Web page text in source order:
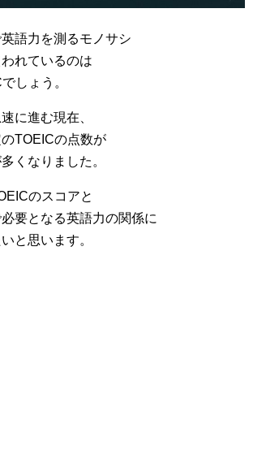
語力を測るモノサシ
れているのは
しょう。
に進む現在、
TOEICの点数が
くなりました。
のスコアと
要となる英語力の関係に
と思います。